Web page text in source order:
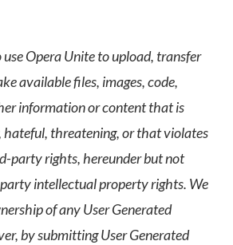
use Opera Unite to upload, transfer
available files, images, code,
information or content that is
hateful, threatening, or that violates
party rights, hereunder but not
intellectual property rights. We
of any User Generated
by submitting User Generated